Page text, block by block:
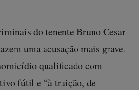
do tenente Bruno Cesar
uma acusação mais grave.
qualificado com
fútil e “à traição, de